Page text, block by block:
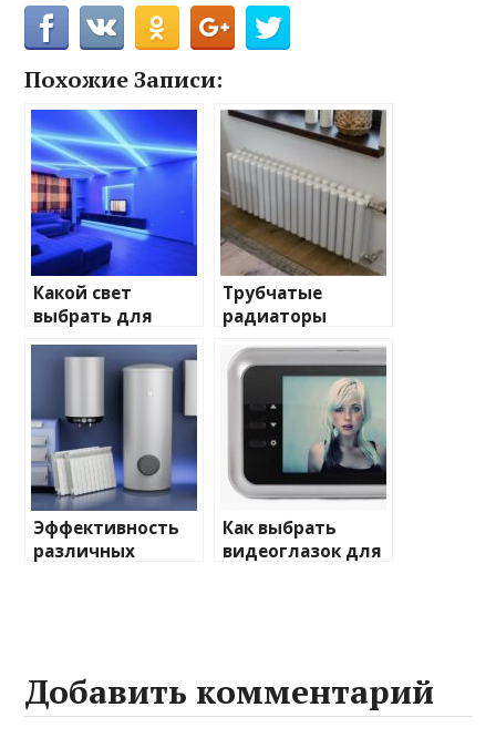
Похожие Записи:
Какой свет
выбрать для
домашнего
освещения
Трубчатые
радиаторы
отопления: виды
и характеристики
Эффективность
различных
Как выбрать
видеоглазок для
Добавить комментарий